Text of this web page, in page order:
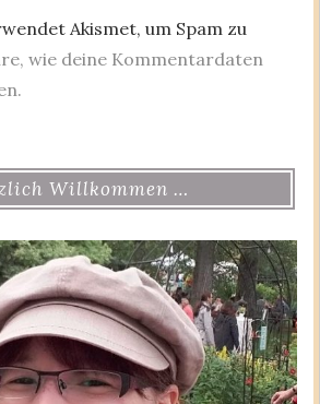
Akismet, um Spam zu
wie deine Kommentardaten
Willkommen …